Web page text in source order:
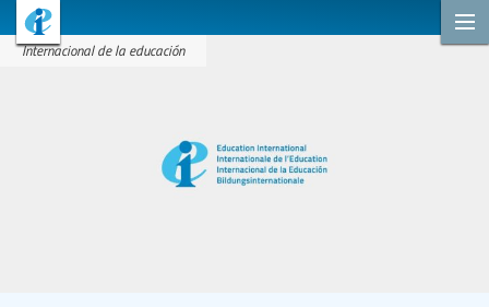
Internacional de la educación